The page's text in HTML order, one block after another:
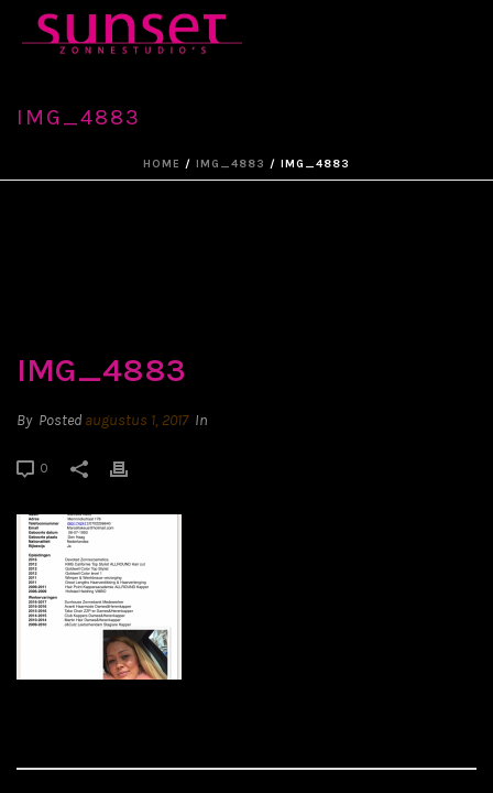
IMG_4883
HOME / IMG_4883 / IMG_4883
IMG_4883
By Posted augustus 1, 2017 In
0